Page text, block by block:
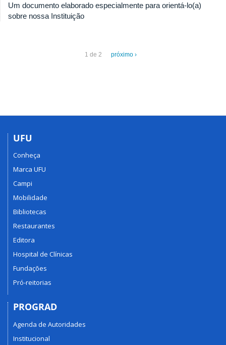
Um documento elaborado especialmente para orientá-lo(a)
sobre nossa Instituição
1 de 2 próximo ›
UFU
Conheça
Marca UFU
Campi
Mobilidade
Bibliotecas
Restaurantes
Editora
Hospital de Clínicas
Fundações
Pró-reitorias
PROGRAD
Agenda de Autoridades
Institucional